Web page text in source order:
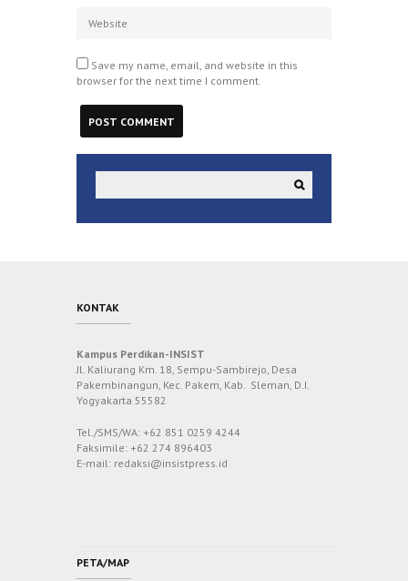
Save my name, email, and website in this
browser for the next time I comment.
KONTAK
Kampus Perdikan-INSIST
Jl. Kaliurang Km. 18, Sempu-Sambirejo, Desa
Pakembinangun, Kec. Pakem, Kab. Sleman, D.I.
Yogyakarta 55582
Tel./SMS/WA: +62 851 0259 4244
Faksimile: +62 274 896403
E-mail: redaksi@insistpress.id
PETA/MAP